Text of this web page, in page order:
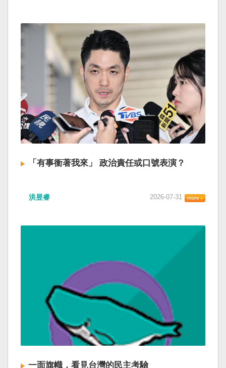
「有事衝著我來」 政治責任或口號表演？
洪昱睿 2026-07-31
一面旗幟，看見台灣的民主考驗